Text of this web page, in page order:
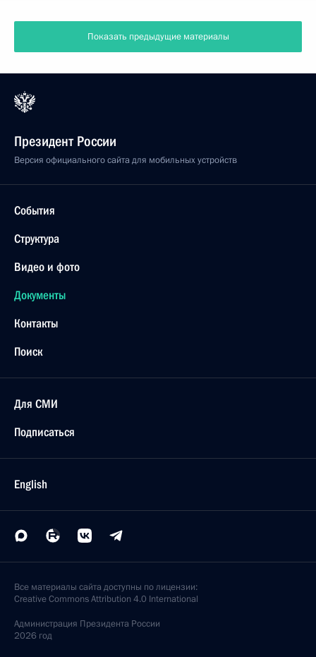
Показать предыдущие материалы
Президент России
Версия официального сайта для мобильных устройств
События
Структура
Видео и фото
Документы
Контакты
Поиск
Для СМИ
Подписаться
English
Все материалы сайта доступны по лицензии:
Creative Commons Attribution 4.0 International
Администрация Президента России
2026 год